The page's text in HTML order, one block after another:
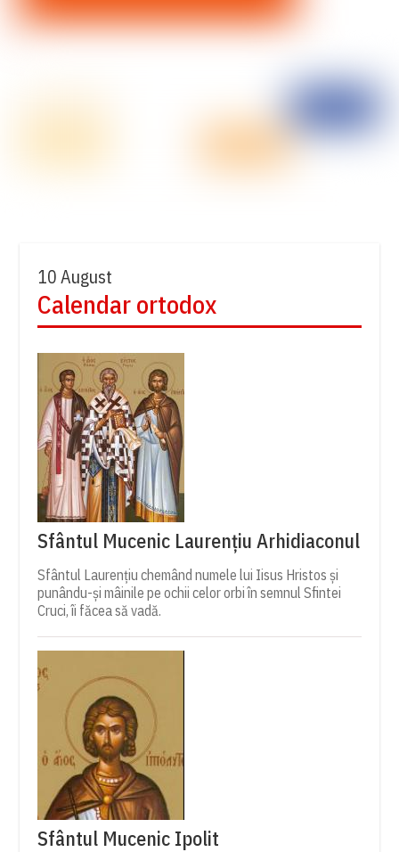
10 August
Calendar ortodox
Sfântul Mucenic Laurențiu Arhidiaconul
Sfântul Laurențiu chemând numele lui Iisus Hristos și
punându-și mâinile pe ochii celor orbi în semnul Sfintei
Cruci, îi făcea să vadă.
Sfântul Mucenic Ipolit